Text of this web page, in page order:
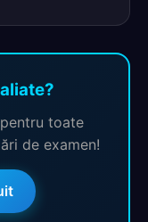
toate
de examen!